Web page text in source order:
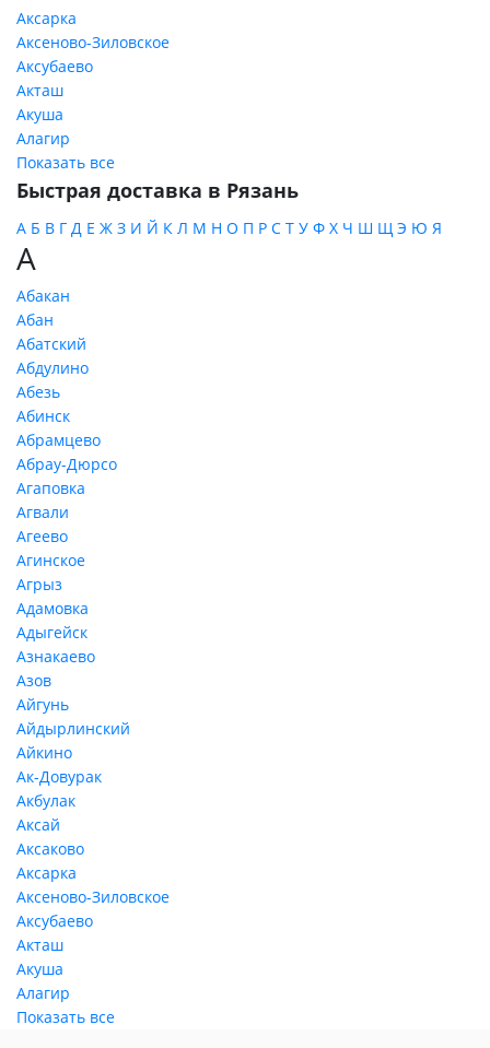
Аксарка
Аксеново-Зиловское
Аксубаево
Акташ
Акуша
Алагир
Показать все
Быстрая доставка в Рязань
А Б В Г Д Е Ж З И Й К Л М Н О П Р С Т У Ф Х Ч Ш Щ Э Ю Я
А
Абакан
Абан
Абатский
Абдулино
Абезь
Абинск
Абрамцево
Абрау-Дюрсо
Агаповка
Агвали
Агеево
Агинское
Агрыз
Адамовка
Адыгейск
Азнакаево
Азов
Айгунь
Айдырлинский
Айкино
Ак-Довурак
Акбулак
Аксай
Аксаково
Аксарка
Аксеново-Зиловское
Аксубаево
Акташ
Акуша
Алагир
Показать все